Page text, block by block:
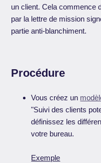
un client. Cela commence
par la lettre de mission
partie anti-blanchiment.
Procédure
Vous créez un
"Suivi des clients
définissez les
votre bureau.
Exemple